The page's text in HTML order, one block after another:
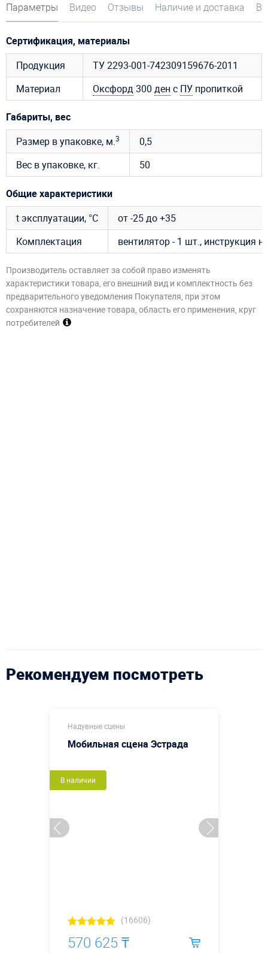
Параметры Видео Отзывы Наличие и доставка
Сертификация, материалы
Продукция
ТУ 2293-001-742309159676-2011
Материал
Оксфорд300 ден с ПУ пропиткой
Габариты, вес
Размер в упаковке, м.3
0,5
Вес в упаковке, кг.
50
Общие характеристики
t эксплуатации, °C
от -25 до +35
Комплектация
вентилятор - 1 шт., инструкция
Производитель оставляет за собой право изменять
характеристики товара, его внешний вид и комплектность без
предварительного уведомления Покупателя, при этом
сохраняются назначение товара, область его применения, круг
потребителей
Рекомендуем посмотреть
Надувные сцены
Мобильная сцена Эстрада
В наличии
(16606)
570 625 ₸